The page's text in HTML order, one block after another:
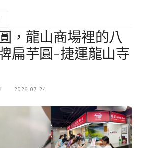
，龍山商場裡的八
扁芋圓-捷運龍山寺
2026-07-24